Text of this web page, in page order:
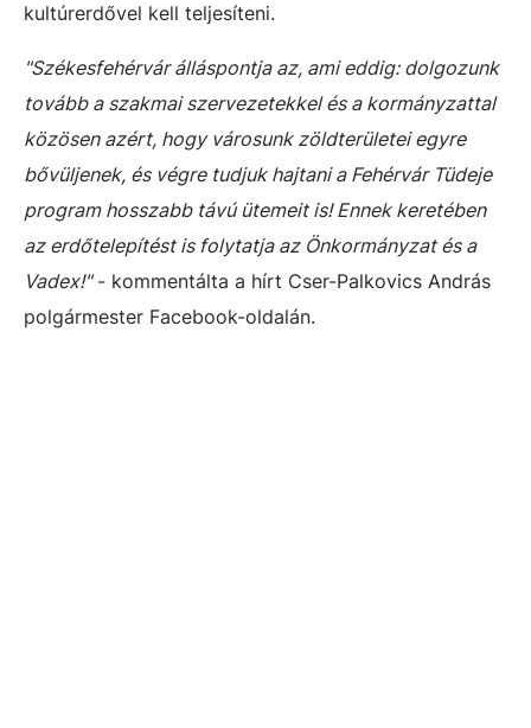
kultúrerdővel kell teljesíteni.
"Székesfehérvár álláspontja az, ami eddig: dolgozunk
tovább a szakmai szervezetekkel és a kormányzattal
közösen azért, hogy városunk zöldterületei egyre
bővüljenek, és végre tudjuk hajtani a Fehérvár Tüdeje
program hosszabb távú ütemeit is! Ennek keretében
az erdőtelepítést is folytatja az Önkormányzat és a
Vadex!"- kommentálta a hírt Cser-Palkovics András
polgármester Facebook-oldalán.